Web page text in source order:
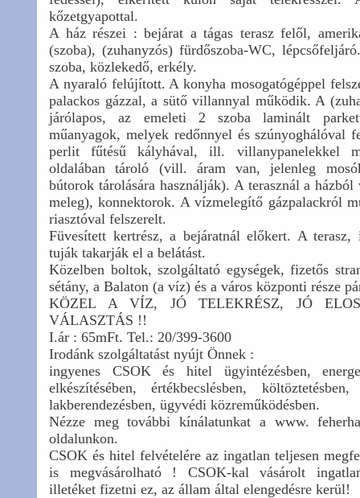
kőzetgyapottal.
A ház részei : bejárat a tágas terasz felől,
(szoba), (zuhanyzós) fürdőszoba-WC,
szoba, közlekedő, erkély.
A nyaraló felújított. A konyha mosogatógéppel
palackos gázzal, a sütő villannyal működik. A
járólapos, az emeleti 2 szoba laminált
műanyagok, melyek redőnnyel és szúnyoghálóval
perlit fűtésű kályhával, ill. villanypanelekkel
oldalában tároló (vill. áram van, jelenleg
bútorok tárolására használják). A terasznál a
meleg), konnektorok. A vízmelegítő gázpalackról
riasztóval felszerelt.
Füvesített kertrész, a bejáratnál előkert. A
tuják takarják el a belátást.
Közelben boltok, szolgáltató egységek, fizetős
sétány, a Balaton (a víz) és a város központi része
KÖZEL A VÍZ, JÓ TELEKRÉSZ, JÓ
VÁLASZTÁS !!
I.ár : 65mFt. Tel.: 20/399-3600
Irodánk szolgáltatást nyújt Önnek :
ingyenes CSOK és hitel ügyintézésben,
elkészítésében, értékbecslésben, költöztetésben,
lakberendezésben, ügyvédi közreműködésben.
Nézze meg további kínálatunkat a www.
oldalunkon.
CSOK és hitel felvételére az ingatlan teljesen
is megvásárolható ! CSOK-kal vásárolt
illetéket fizetni ez, az állam által elengedésre kerül!